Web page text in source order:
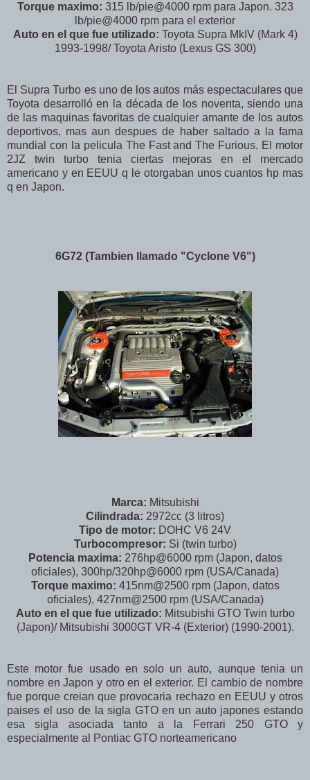
Torque maximo: 315 lb/pie@4000 rpm para Japon. 323
lb/pie@4000 rpm para el exterior
Auto en el que fue utilizado: Toyota Supra MkIV (Mark 4)
1993-1998/ Toyota Aristo (Lexus GS 300)
El Supra Turbo es uno de los autos más espectaculares que
Toyota desarrolló en la década de los noventa, siendo una
de las maquinas favoritas de cualquier amante de los autos
deportivos, mas aun despues de haber saltado a la fama
mundial con la pelicula The Fast and The Furious. El motor
2JZ twin turbo tenia ciertas mejoras en el mercado
americano y en EEUU q le otorgaban unos cuantos hp mas
q en Japon.
6G72 (Tambien llamado "Cyclone V6")
Marca: Mitsubishi
Cilindrada: 2972cc (3 litros)
Tipo de motor: DOHC V6 24V
Turbocompresor: Si (twin turbo)
Potencia maxima: 276hp@6000 rpm (Japon, datos
oficiales), 300hp/320hp@6000 rpm (USA/Canada)
Torque maximo: 415nm@2500 rpm (Japon, datos
oficiales), 427nm@2500 rpm (USA/Canada)
Auto en el que fue utilizado: Mitsubishi GTO Twin turbo
(Japon)/ Mitsubishi 3000GT VR-4 (Exterior) (1990-2001).
Este motor fue usado en solo un auto, aunque tenia un
nombre en Japon y otro en el exterior. El cambio de nombre
fue porque creian que provocaria rechazo en EEUU y otros
paises el uso de la sigla GTO en un auto japones estando
esa sigla asociada tanto a la Ferrari 250 GTO y
especialmente al Pontiac GTO norteamericano